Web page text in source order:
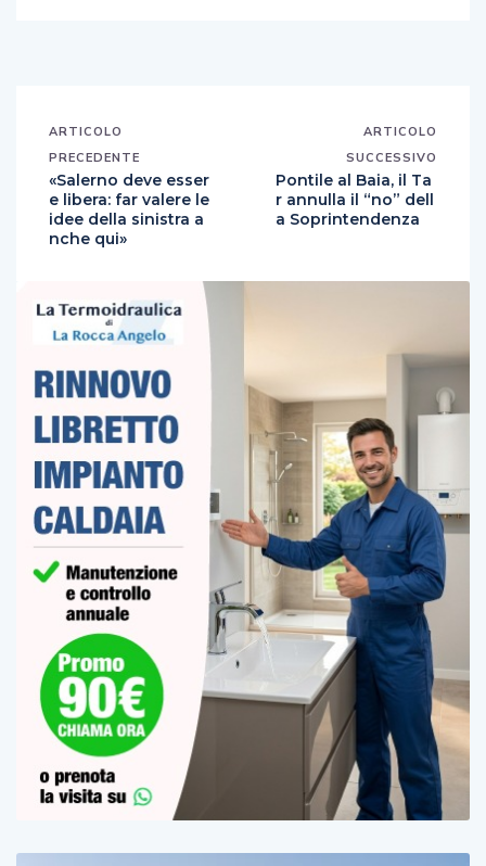
ARTICOLO
PRECEDENTE
«Salerno deve esser
e libera: far valere le
idee della sinistra a
nche qui»
ARTICOLO
SUCCESSIVO
Pontile al Baia, il Ta
r annulla il “no” dell
a Soprintendenza